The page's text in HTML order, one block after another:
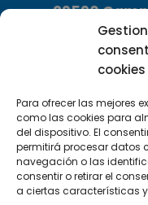
cookies
Para ofrecer las mejores
como las cookies para
del dispositivo. El
permitirá procesar datos
navegación o las
consentir o retirar el
a ciertas características
29590